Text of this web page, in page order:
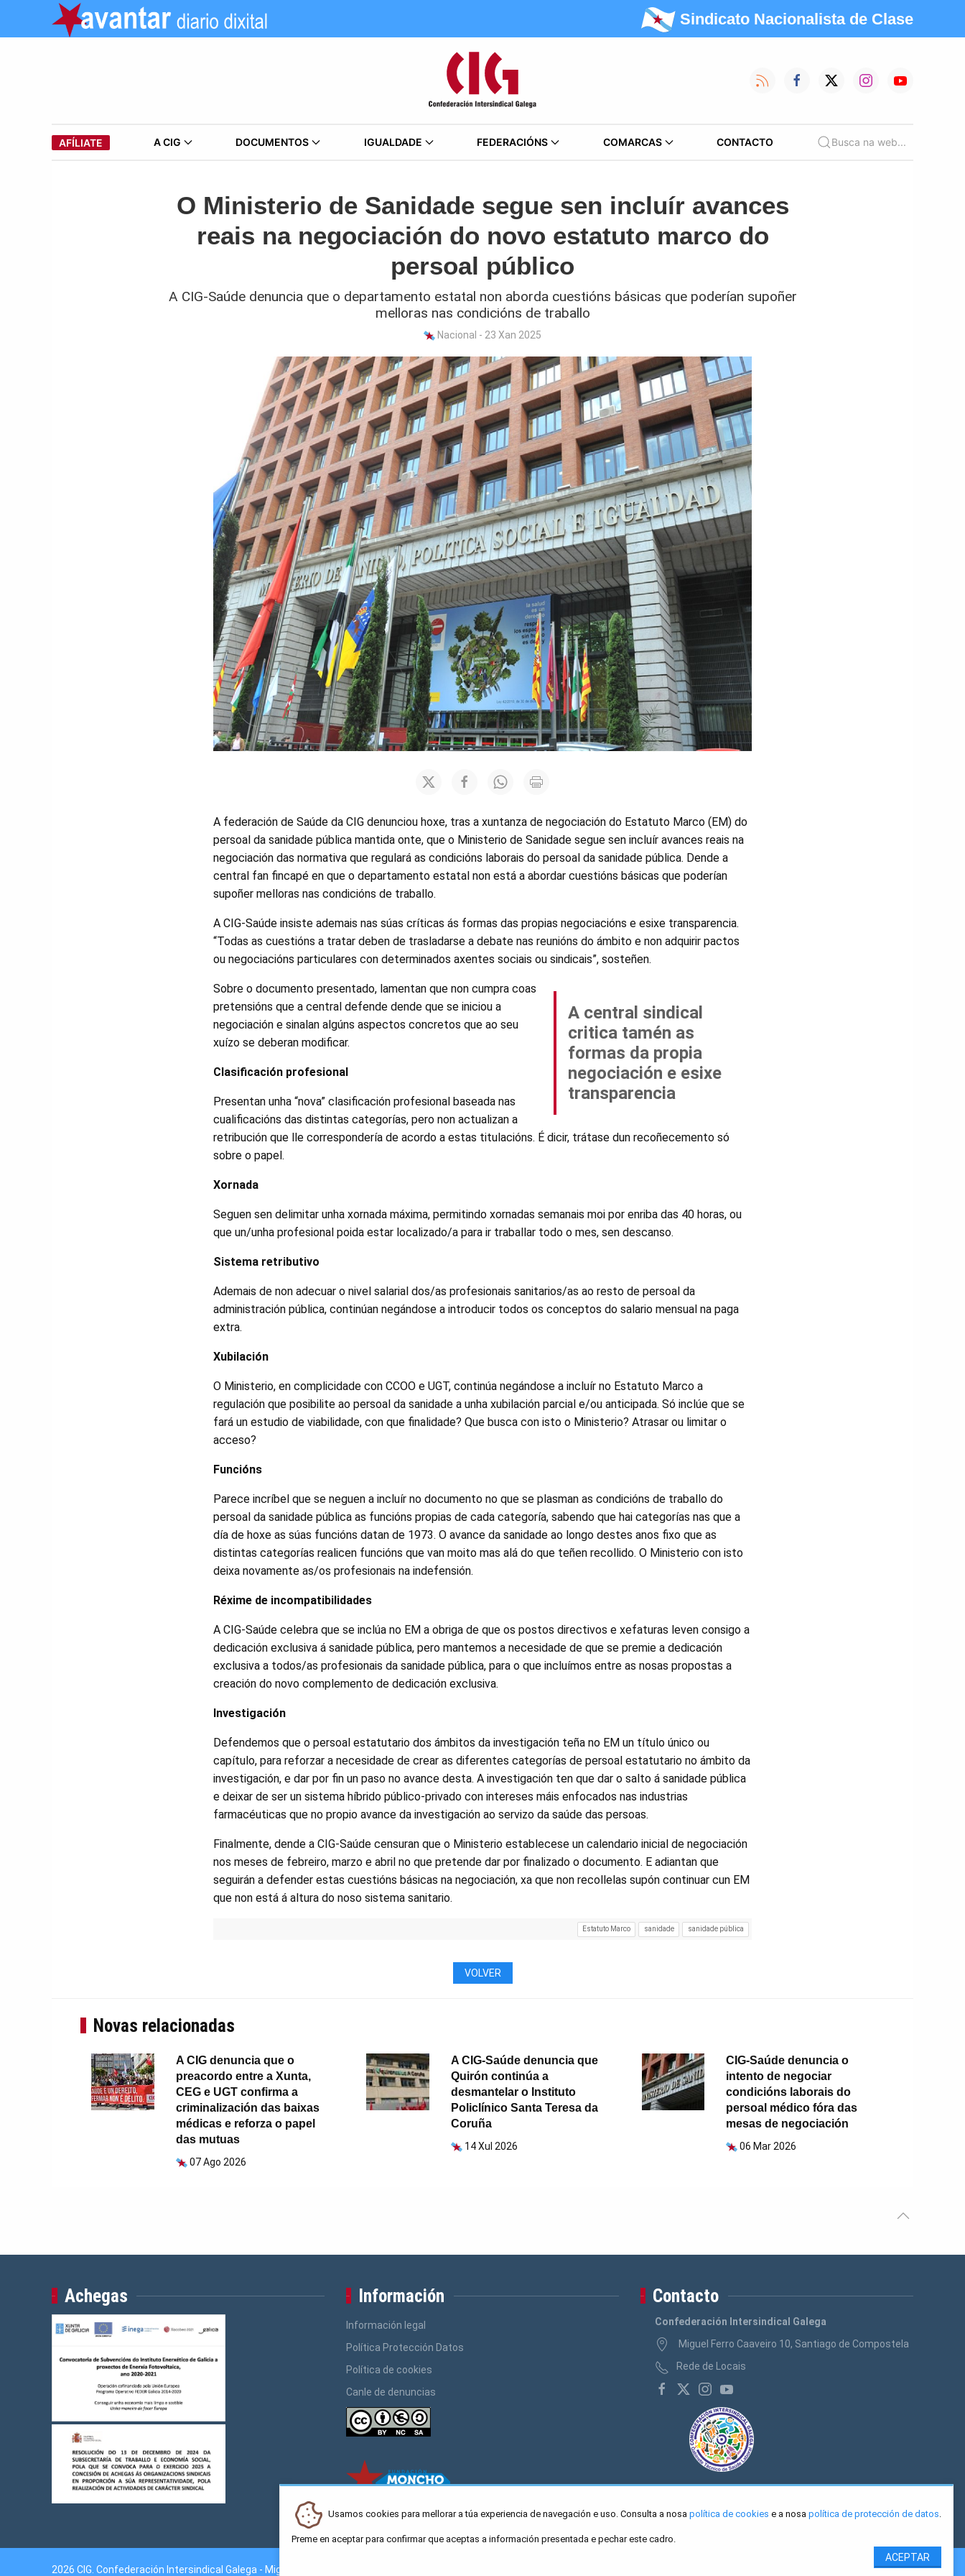
Sindicato Nacionalista de Clase
AFÍLIATE A CIG DOCUMENTOS IGUALDADE FEDERACIÓNS COMARCAS CONTACTO Busca na web...
O Ministerio de Sanidade segue sen incluír avances
reais na negociación do novo estatuto marco do
persoal público
A CIG-Saúde denuncia que o departamento estatal non aborda cuestións básicas que poderían supoñer
melloras nas condicións de traballo
Nacional - 23 Xan 2025
A federación de Saúde da CIG denunciou hoxe, tras a xuntanza de negociación do Estatuto Marco (EM) do
persoal da sanidade pública mantida onte, que o Ministerio de Sanidade segue sen incluír avances reais na
negociación das normativa que regulará as condicións laborais do persoal da sanidade pública. Dende a
central fan fincapé en que o departamento estatal non está a abordar cuestións básicas que poderían
supoñer melloras nas condicións de traballo.
A CIG-Saúde insiste ademais nas súas críticas ás formas das propias negociacións e esixe transparencia.
“Todas as cuestións a tratar deben de trasladarse a debate nas reunións do ámbito e non adquirir pactos
ou negociacións particulares con determinados axentes sociais ou sindicais”, sosteñen.
A central sindical
critica tamén as
formas da propia
negociación e esixe
transparencia
Sobre o documento presentado, lamentan que non cumpra coas
pretensións que a central defende dende que se iniciou a
negociación e sinalan algúns aspectos concretos que ao seu
xuízo se deberan modificar.
Clasificación profesional
Presentan unha “nova” clasificación profesional baseada nas
cualificacións das distintas categorías, pero non actualizan a
retribución que lle correspondería de acordo a estas titulacións. É dicir, trátase dun recoñecemento só
sobre o papel.
Xornada
Seguen sen delimitar unha xornada máxima, permitindo xornadas semanais moi por enriba das 40 horas, ou
que un/unha profesional poida estar localizado/a para ir traballar todo o mes, sen descanso.
Sistema retributivo
Ademais de non adecuar o nivel salarial dos/as profesionais sanitarios/as ao resto de persoal da
administración pública, continúan negándose a introducir todos os conceptos do salario mensual na paga
extra.
Xubilación
O Ministerio, en complicidade con CCOO e UGT, continúa negándose a incluír no Estatuto Marco a
regulación que posibilite ao persoal da sanidade a unha xubilación parcial e/ou anticipada. Só inclúe que se
fará un estudio de viabilidade, con que finalidade? Que busca con isto o Ministerio? Atrasar ou limitar o
acceso?
Funcións
Parece incríbel que se neguen a incluír no documento no que se plasman as condicións de traballo do
persoal da sanidade pública as funcións propias de cada categoría, sabendo que hai categorías nas que a
día de hoxe as súas funcións datan de 1973. O avance da sanidade ao longo destes anos fixo que as
distintas categorías realicen funcións que van moito mas alá do que teñen recollido. O Ministerio con isto
deixa novamente as/os profesionais na indefensión.
Réxime de incompatibilidades
A CIG-Saúde celebra que se inclúa no EM a obriga de que os postos directivos e xefaturas leven consigo a
dedicación exclusiva á sanidade pública, pero mantemos a necesidade de que se premie a dedicación
exclusiva a todos/as profesionais da sanidade pública, para o que incluímos entre as nosas propostas a
creación do novo complemento de dedicación exclusiva.
Investigación
Defendemos que o persoal estatutario dos ámbitos da investigación teña no EM un título único ou
capítulo, para reforzar a necesidade de crear as diferentes categorías de persoal estatutario no ámbito da
investigación, e dar por fin un paso no avance desta. A investigación ten que dar o salto á sanidade pública
e deixar de ser un sistema híbrido público-privado con intereses máis enfocados nas industrias
farmacéuticas que no propio avance da investigación ao servizo da saúde das persoas.
Finalmente, dende a CIG-Saúde censuran que o Ministerio establecese un calendario inicial de negociación
nos meses de febreiro, marzo e abril no que pretende dar por finalizado o documento. E adiantan que
seguirán a defender estas cuestións básicas na negociación, xa que non recollelas supón continuar cun EM
que non está á altura do noso sistema sanitario.
Estatuto Marco sanidade sanidade pública
VOLVER
Novas relacionadas
A CIG denuncia que o
preacordo entre a Xunta,
CEG e UGT confirma a
criminalización das baixas
médicas e reforza o papel
das mutuas
07 Ago 2026
A CIG-Saúde denuncia que
Quirón continúa a
desmantelar o Instituto
Policlínico Santa Teresa da
Coruña
14 Xul 2026
CIG-Saúde denuncia o
intento de negociar
condicións laborais do
persoal médico fóra das
mesas de negociación
06 Mar 2026
Achegas Información
Información legal
Política Protección Datos
Política de cookies
Canle de denuncias
Contacto
Confederación Intersindical Galega
Miguel Ferro Caaveiro 10, Santiago de Compostela
Rede de Locais
2026 CIG. Confederación Intersindical Galega - Miguel Ferro Caaveiro 10, Santiago de Compostela
Usamos cookies para mellorar a túa experiencia de navegación e uso. Consulta a nosa política de cookies e a nosa política de protección de datos.
Preme en aceptar para confirmar que aceptas a información presentada e pechar este cadro.
ACEPTAR